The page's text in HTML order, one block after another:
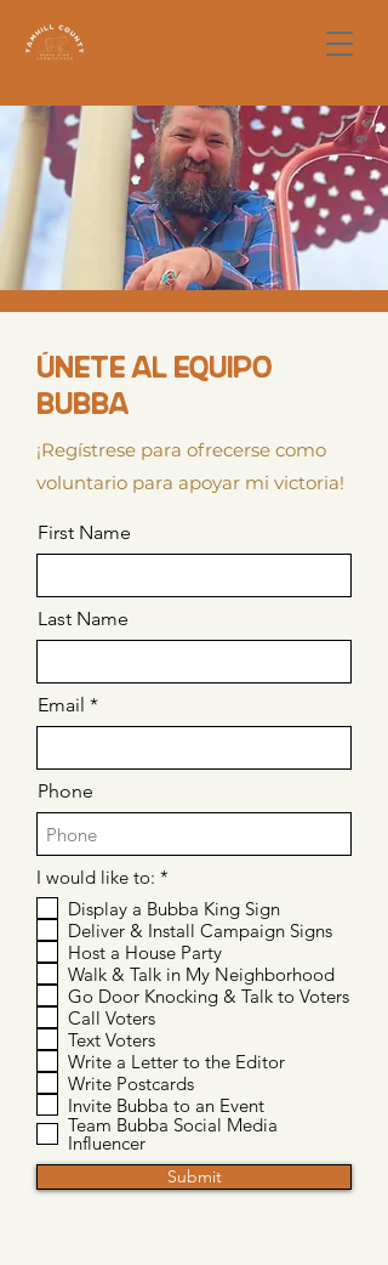
Únete al EQUIPO
BUBBA
¡Regístrese para ofrecerse como
voluntario para apoyar mi victoria!
First Name
Last Name
Email
Phone
I would like to: *
l
i
g
a
t
o
o
Display a Bubba King Sign
Deliver & Install Campaign Signs
Host a House Party
Walk & Talk in My Neighborhood
Go Door Knocking & Talk to Voters
Call Voters
Text Voters
Write a Letter to the Editor
Write Postcards
Invite Bubba to an Event
Team Bubba Social Media
Influencer
Submit